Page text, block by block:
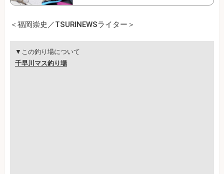
＜福岡崇史／TSURINEWSライター＞
▼この釣り場について
千早川マス釣り場